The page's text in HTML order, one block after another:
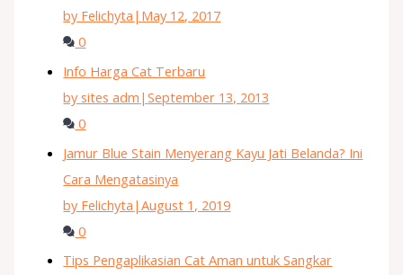
by Felichyta | May 12, 2017
0
Info Harga Cat Terbaru
by sites adm |September 13, 2013
0
Jamur Blue Stain Menyerang Kayu Jati Belanda? Ini
Cara Mengatasinya
by Felichyta |August 1, 2019
0
Tips Pengaplikasian Cat Aman untuk Sangkar